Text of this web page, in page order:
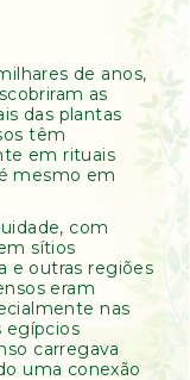
de anos,
as
das plantas
têm
em rituais
mesmo em
com
sítios
e outras regiões
eram
nas
egípcios
carregava
uma conexão